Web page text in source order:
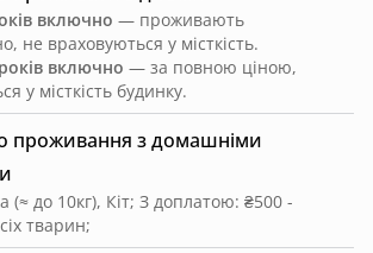
проживання з домашніми
(≈ до 10кг), Кіт; З доплатою: ₴500 -
тварин;
включно — проживають
не враховуються у місткість.
включно — за повною ціною,
у місткість будинку.